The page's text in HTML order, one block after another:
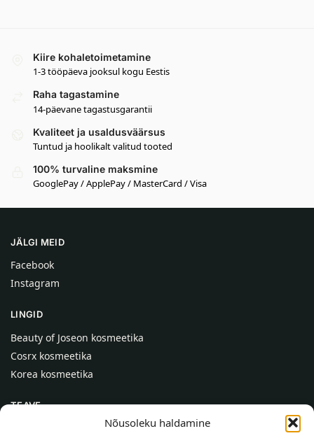
Nõusoleku haldamine
Kiire kohaletoimetamine
1-3 tööpäeva jooksul kogu Eestis
Raha tagastamine
14-päevane tagastusgarantii
Kvaliteet ja usaldusväärsus
Tuntud ja hoolikalt valitud tooted
100% turvaline maksmine
GooglePay / ApplePay / MasterCard / Visa
JÄLGI MEID
Facebook
Instagram
LINGID
Beauty of Joseon kosmeetika
Cosrx kosmeetika
Korea kosmeetika
TEAVE